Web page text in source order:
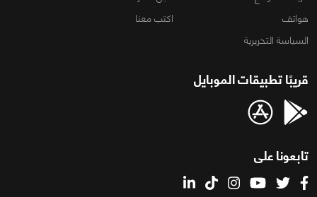
هواتف
اكتب معنا
السياسة التحريرية
قريبًا تطبيقات الموبايل
تابعونا على